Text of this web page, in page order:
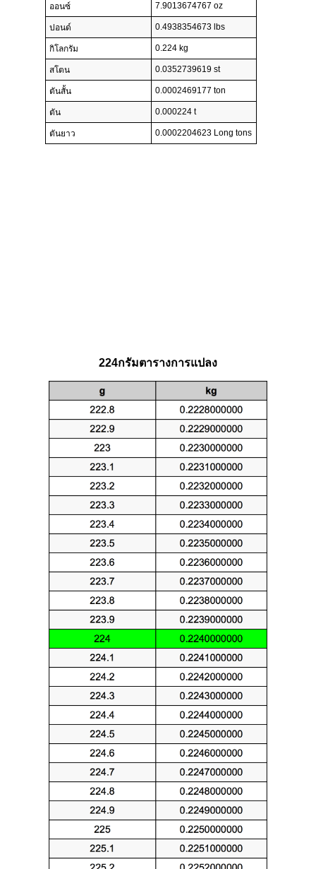
ออนซ์ 7.9013674767 oz
ปอนด์ 0.4938354673 lbs
กิโลกรัม 0.224 kg
สโตน 0.0352739619 st
ตันสั้น 0.0002469177 ton
ตัน 0.000224 t
ตันยาว 0.0002204623 Long tons
224กรัมตารางการแปลง